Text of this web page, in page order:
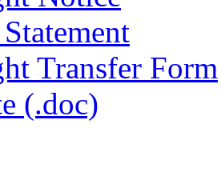
Transfer Form
(.doc)